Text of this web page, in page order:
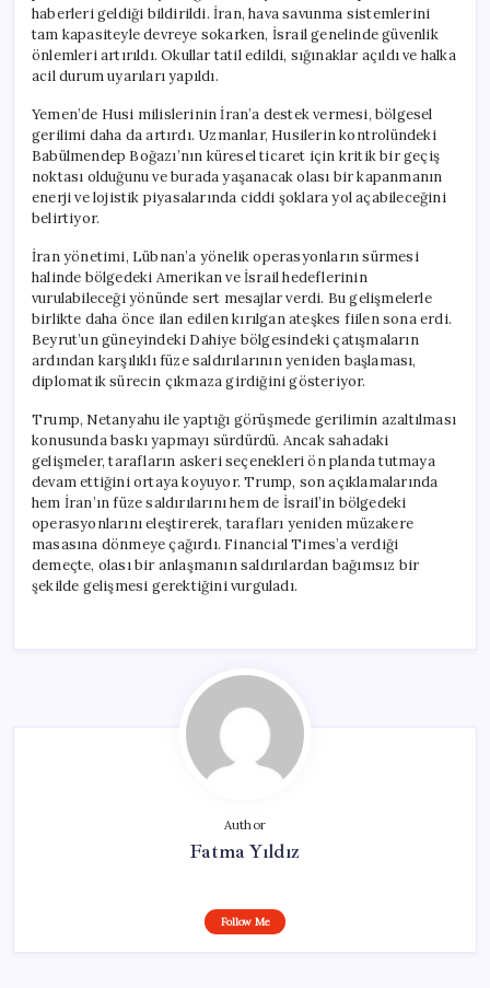
haberleri geldiği bildirildi. İran, hava savunma sistemlerini
tam kapasiteyle devreye sokarken, İsrail genelinde güvenlik
önlemleri artırıldı. Okullar tatil edildi, sığınaklar açıldı ve halka
acil durum uyarıları yapıldı.
Yemen’de Husi milislerinin İran’a destek vermesi, bölgesel
gerilimi daha da artırdı. Uzmanlar, Husilerin kontrolündeki
Babülmendep Boğazı’nın küresel ticaret için kritik bir geçiş
noktası olduğunu ve burada yaşanacak olası bir kapanmanın
enerji ve lojistik piyasalarında ciddi şoklara yol açabileceğini
belirtiyor.
İran yönetimi, Lübnan’a yönelik operasyonların sürmesi
halinde bölgedeki Amerikan ve İsrail hedeflerinin
vurulabileceği yönünde sert mesajlar verdi. Bu gelişmelerle
birlikte daha önce ilan edilen kırılgan ateşkes fiilen sona erdi.
Beyrut’un güneyindeki Dahiye bölgesindeki çatışmaların
ardından karşılıklı füze saldırılarının yeniden başlaması,
diplomatik sürecin çıkmaza girdiğini gösteriyor.
Trump, Netanyahu ile yaptığı görüşmede gerilimin azaltılması
konusunda baskı yapmayı sürdürdü. Ancak sahadaki
gelişmeler, tarafların askeri seçenekleri ön planda tutmaya
devam ettiğini ortaya koyuyor. Trump, son açıklamalarında
hem İran’ın füze saldırılarını hem de İsrail’in bölgedeki
operasyonlarını eleştirerek, tarafları yeniden müzakere
masasına dönmeye çağırdı. Financial Times’a verdiği
demeçte, olası bir anlaşmanın saldırılardan bağımsız bir
şekilde gelişmesi gerektiğini vurguladı.
Author
Fatma Yıldız
Follow Me